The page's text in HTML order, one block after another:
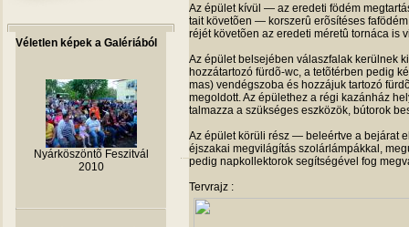
Véletlen képek a Galériából
Nyárköszöntõ Feszitvál
2010
Az épü­let kívül — az ere­deti födém
tait követõen — kor­szerû erõ­sí­té­ses
ré­jét követõen az ere­deti méretû tor­náca is
Az épü­let bel­se­jé­ben válasz­fa­lak kerül­nek
hoz­zá­tar­tozó fürdõ-wc, a tetõ­tér­ben pedig
mas) ven­dég­szoba és hoz­zá­juk tar­tozó
meg­ol­dott. Az épü­let­hez a régi kazán­ház
tal­mazza a szük­sé­ges esz­kö­zök, búto­rok
Az épü­let körüli rész — bele­értve a bejá­rat
éjsza­kai meg­vi­lá­gí­tás szo­lár­lám­pák­kal,
pedig nap­kol­lek­to­rok segít­sé­gé­vel fog
Tervrajz :